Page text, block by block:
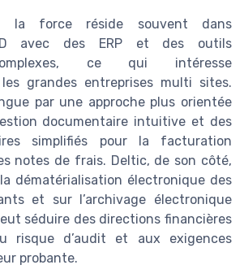
la force réside souvent dans
avec des ERP et des outils
ce qui intéresse
grandes entreprises multi sites.
par une approche plus orientée
documentaire intuitive et des
simplifiés pour la facturation
notes de frais. Deltic, de son côté,
dématérialisation électronique des
et sur l’archivage électronique
séduire des directions financières
risque d’audit et aux exigences
probante.